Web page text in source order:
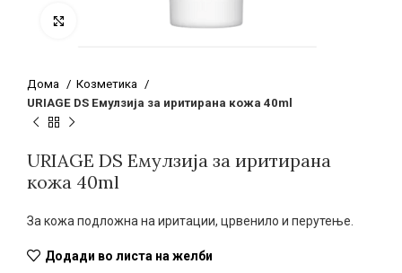
Дома
Козметика
URIAGE DS Емулзија за иритирана кожа 40ml
URIAGE DS Емулзија за иритирана
кожа 40ml
За кожа подложна на иритации, црвенило и перутење.
Додади во листа на желби